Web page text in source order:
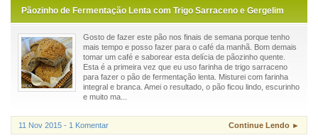
Pãozinho de Fermentação Lenta com Trigo Sarraceno e Gergelim
Gosto de fazer este pão nos finais de semana porque tenho
mais tempo e posso fazer para o café da manhã. Bom demais
tomar um café e saborear esta delícia de pãozinho quente.
Esta é a primeira vez que eu uso farinha de trigo sarraceno
para fazer o pão de fermentação lenta. Misturei com farinha
integral e branca. Amei o resultado, o pão ficou lindo, escurinho
e muito ma...
11 Nov 2015 - 1 Komentar Continue Lendo ►